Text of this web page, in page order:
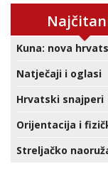
Kuna: nova
Natječaji i oglasi
Hrvatski snajperi
Orijentacija i
Streljačko